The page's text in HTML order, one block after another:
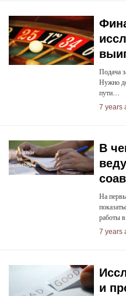
Подача
Нужно
пути…
7 years
В
На
работы
7 years
и